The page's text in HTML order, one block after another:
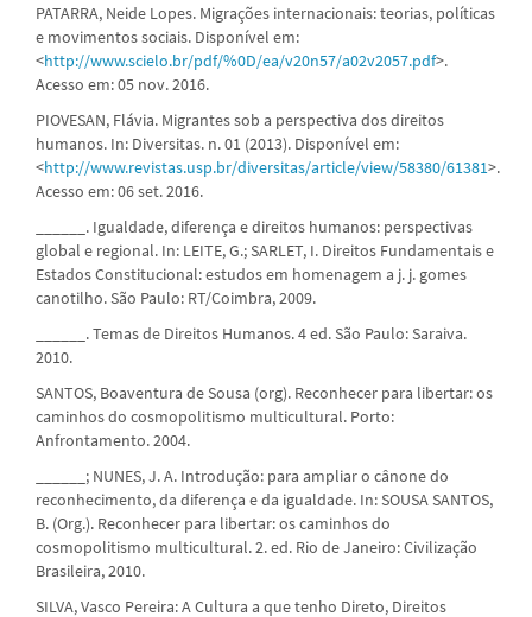
PATARRA, Neide Lopes. Migrações internacionais: teorias, políticas
e movimentos sociais. Disponível em:
<http://www.scielo.br/pdf/%0D/ea/v20n57/a02v2057.pdf>.
Acesso em: 05 nov. 2016.
PIOVESAN, Flávia. Migrantes sob a perspectiva dos direitos
humanos. In: Diversitas. n. 01 (2013). Disponível em:
<http://www.revistas.usp.br/diversitas/article/view/58380/61381>.
Acesso em: 06 set. 2016.
______. Igualdade, diferença e direitos humanos: perspectivas
global e regional. In: LEITE, G.; SARLET, I. Direitos Fundamentais e
Estados Constitucional: estudos em homenagem a j. j. gomes
canotilho. São Paulo: RT/Coimbra, 2009.
______. Temas de Direitos Humanos. 4 ed. São Paulo: Saraiva.
2010.
SANTOS, Boaventura de Sousa (org). Reconhecer para libertar: os
caminhos do cosmopolitismo multicultural. Porto:
Anfrontamento. 2004.
______; NUNES, J. A. Introdução: para ampliar o cânone do
reconhecimento, da diferença e da igualdade. In: SOUSA SANTOS,
B. (Org.). Reconhecer para libertar: os caminhos do
cosmopolitismo multicultural. 2. ed. Rio de Janeiro: Civilização
Brasileira, 2010.
SILVA, Vasco Pereira: A Cultura a que tenho Direto, Direitos